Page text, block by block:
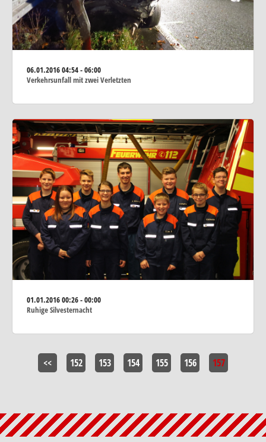
06.01.201604:54 - 06:00
Verkehrsunfall mit zwei Verletzten
01.01.201600:26 - 00:00
Ruhige Silvesternacht
<< 152 153 154 155 156 157